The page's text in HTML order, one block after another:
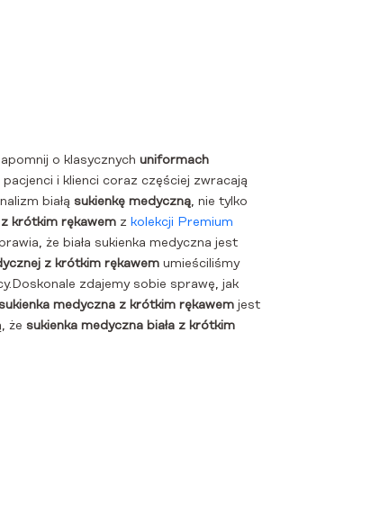
o klasycznych uniformach
pacjenci i klienci coraz częściej zwracają
białą sukienkę medyczną, nie tylko
krótkim rękawem z kolekcji Premium
że biała sukienka medyczna jest
z krótkim rękawem umieściliśmy
zdajemy sobie sprawę, jak
medyczna z krótkim rękawem jest
że sukienka medyczna biała z krótkim